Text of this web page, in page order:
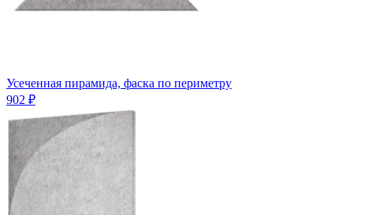
Усеченная пирамида, фаска по периметру
902 ₽